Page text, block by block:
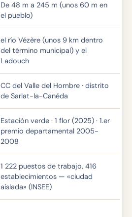
De 48 m a 245 m (unos 60 m en
el pueblo)
el río Vézère (unos 9 km dentro
del término municipal) y el
Ladouch
CC del Valle del Hombre · distrito
de Sarlat-la-Canéda
Estación verde · 1 flor (2025) · 1.er
premio departamental 2005-
2008
1 222 puestos de trabajo, 416
establecimientos — «ciudad
aislada» (INSEE)